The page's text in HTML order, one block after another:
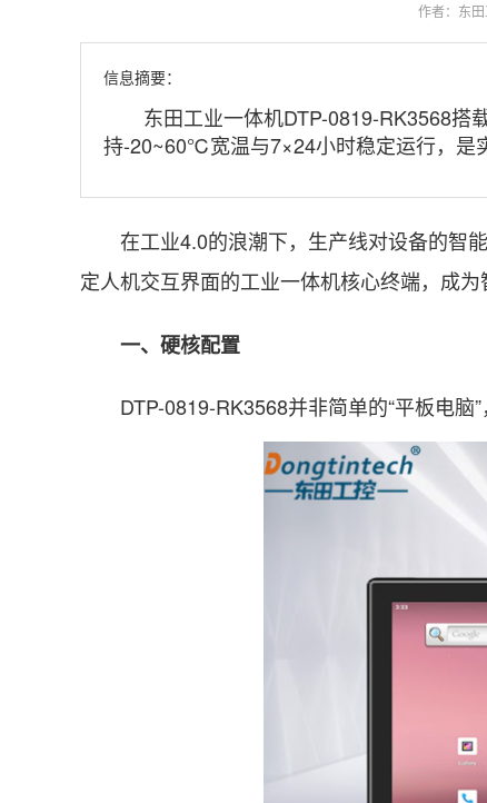
作者：东
信息摘要：
东田工业一体机DTP-0819-RK3568搭
持-20~60℃宽温与7×24小时稳定运行，是
在工业4.0的浪潮下，生产线对设备的智能
定人机交互界面的工业一体机核心终端，成为
一、硬核配置
DTP-0819-RK3568并非简单的“平板电脑”